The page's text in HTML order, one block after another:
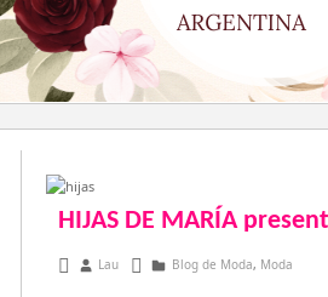
HIJAS DE MARÍA
diciembre 27, 2015
Lau Blog de Moda, Moda